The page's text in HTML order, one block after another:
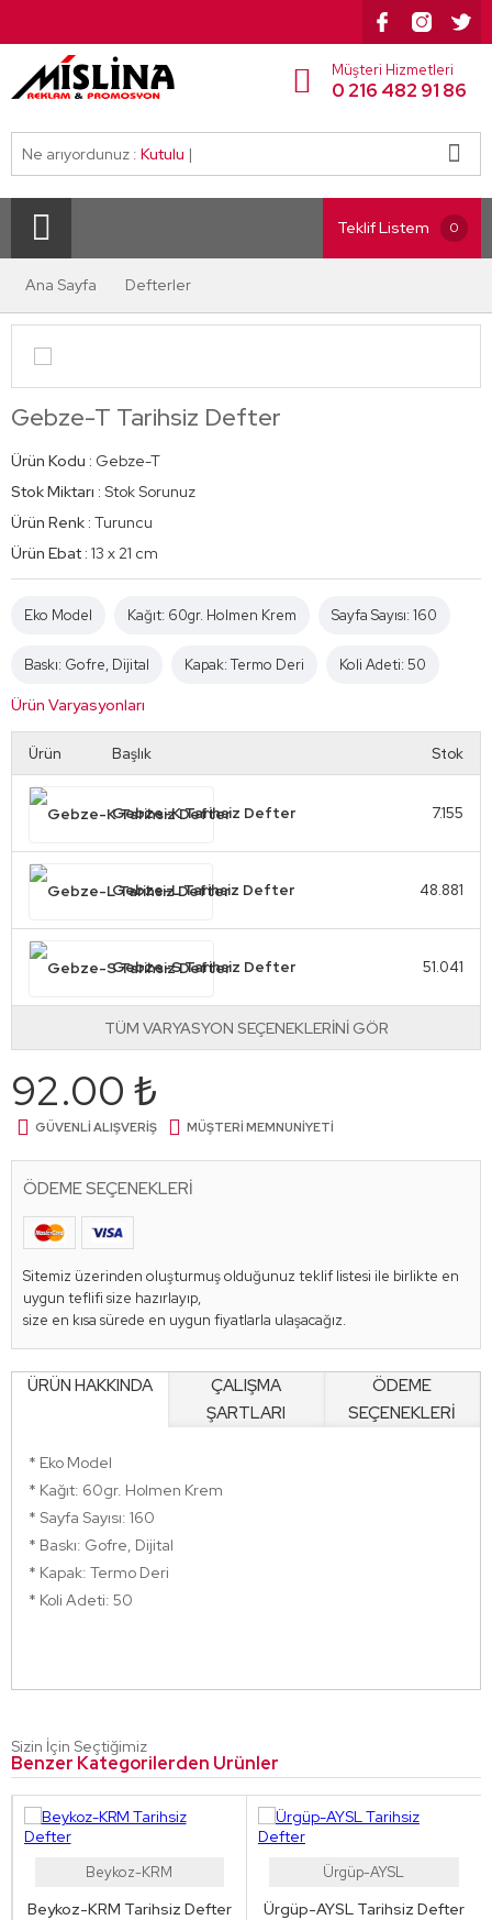
Müşteri Hizmetleri
0 216 482 91 86
Ne arıyordunuz : Kutulu Set
Teklif Listem 0
Ana Sayfa Defterler
Gebze-T Tarihsiz Defter
Ürün Kodu : Gebze-T
Stok Miktarı : Stok Sorunuz
Ürün Renk : Turuncu
Ürün Ebat : 13 x 21 cm
Eko Model Kağıt: 60gr. Holmen Krem Sayfa Sayısı: 160
Baskı: Gofre, Dijital Kapak: Termo Deri Koli Adeti: 50
Ürün Varyasyonları
Ürün Başlık Stok
Gebze-K Tarihsiz Defter 7.155
Gebze-L Tarihsiz Defter 48.881
Gebze-S Tarihsiz Defter 51.041
Gebze-TB Tarihsiz Defter
Gebze-YSL Tarihsiz Defter 976
Gebze-TRKM Tarihsiz Defter 7.198
Gebze-KRM Tarihsiz Defter
Gebze-KH Tarihsiz Defter
Gebze-PM Tarihsiz Defter
Gebze-KYSL Tarihsiz Defter Stok Sorunuz
TÜM VARYASYON SEÇENEKLERİNİ GÖR
92.00 ₺
GÜVENLI ALIŞVERIŞ MÜŞTERI MEMNUNIYETI
ÖDEME SEÇENEKLERI
Sitemiz üzerinden oluşturmuş olduğunuz teklif listesi ile birlikte en
uygun teflifi size hazırlayıp,
size en kısa sürede en uygun fiyatlarla ulaşacağız.
ÜRÜN HAKKINDA
ÇALIŞMA
ŞARTLARI
ÖDEME
SEÇENEKLERİ
* Eko Model
* Kağıt: 60gr. Holmen Krem
* Sayfa Sayısı: 160
* Baskı: Gofre, Dijital
* Kapak: Termo Deri
* Koli Adeti: 50
Sizin İçin Seçtiğimiz
Benzer Kategorilerden Ürünler
Beykoz-KRM
Beykoz-KRM Tarihsiz Defter
Ürgüp-AYSL
Ürgüp-AYSL Tarihsiz Defter